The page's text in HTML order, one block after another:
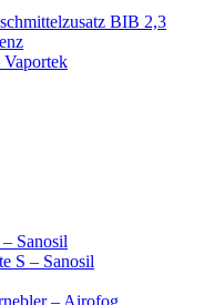
BIB 2,3
Sanosil
S – Sanosil
– Airofog